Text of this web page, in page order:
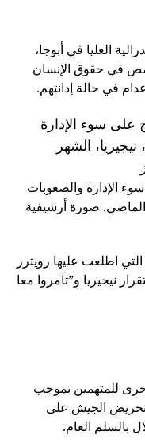
العليا في أبوجا،
في حقوق الإنسان
في حالة إدانتهم.
الإدارة والصعوبات
الماضي. صورة أرشيفية
اطلعت عليها رويترز
نيجيريا و”تآمروا معا
للمتهمين بموجب
تحريض الجيش على
بالسلم العام.